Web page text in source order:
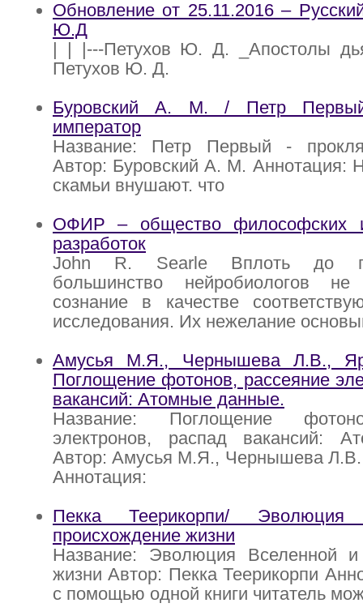
Обновление от 25.11.2016 –
Ю.Д
| | |---Петухов Ю. Д. _Апостолы
Петухов Ю. Д.
Буровский А. М. / Петр
император
Название: Петр Первый -
Автор: Буровский А. М. Аннотация:
скамьи внушают. что
ОФИР – общество философских
разработок
John R. Searle Вплоть до
большинство нейробиологов не
сознание в качестве
исследования. Их нежелание
Амусья М.Я., Чернышева Л.В.,
Поглощение фотонов, рассеяние
вакансий: Атомные данные.
Название: Поглощение
электронов, распад вакансий:
Автор: Амусья М.Я., Чернышева
Аннотация:
Пекка Теерикорпи/
происхождение жизни
Название: Эволюция Вселенной и
жизни Автор: Пекка Теерикорпи
с помощью одной книги читатель